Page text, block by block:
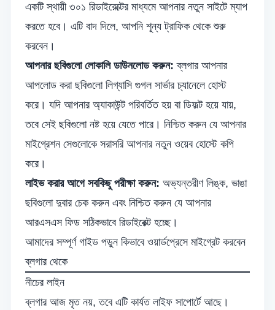
একটি স্থায়ী ৩০১ রিডাইরেক্টের মাধ্যমে আপনার নতুন সাইটে ম্যাপ
করতে হবে। এটি বাদ দিলে, আপনি শূন্য ট্রাফিক থেকে শুরু
করবেন।
আপনার ছবিগুলো লোকালি ডাউনলোড করুন: ব্লগার আপনার
আপলোড করা ছবিগুলো লিগ্যাসি গুগল সার্ভার চ্যানেলে হোস্ট
করে। যদি আপনার অ্যাকাউন্ট পরিবর্তিত হয় বা ডিফল্ট হয়ে যায়,
তবে সেই ছবিগুলো নষ্ট হয়ে যেতে পারে। নিশ্চিত করুন যে আপনার
মাইগ্রেশন সেগুলোকে সরাসরি আপনার নতুন ওয়েব হোস্টে কপি
করে।
লাইভ করার আগে সবকিছু পরীক্ষা করুন: অভ্যন্তরীণ লিঙ্ক, ভাঙা
ছবিগুলো দুবার চেক করুন এবং নিশ্চিত করুন যে আপনার
আরএসএস ফিড সঠিকভাবে রিডাইরেক্ট হচ্ছে।
আমাদের সম্পূর্ণ গাইড পড়ুন কিভাবে ওয়ার্ডপ্রেসে মাইগ্রেট করবেন
ব্লগার থেকে
নীচের লাইন
ব্লগার আজ মৃত নয়, তবে এটি কার্যত লাইফ সাপোর্টে আছে।